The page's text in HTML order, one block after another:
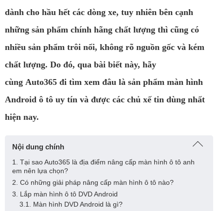
dành cho hầu hết các dòng xe, tuy nhiên bên cạnh
những sản phẩm chính hãng chất lượng thì cũng có
nhiều sản phẩm trôi nổi, không rõ nguồn gốc và kém
chất lượng. Do đó, qua bài biết này, hãy
cùng Auto365 đi tìm xem đâu là sản phẩm màn hình
Android ô tô uy tín và được các chủ xế tin dùng nhất
hiện nay.
Nội dung chính
1. Tại sao Auto365 là địa điểm nâng cấp màn hình ô tô anh
em nên lựa chọn?
2. Có những giải pháp nâng cấp màn hình ô tô nào?
3. Lắp màn hình ô tô DVD Android
3.1. Màn hình DVD Android là gì?